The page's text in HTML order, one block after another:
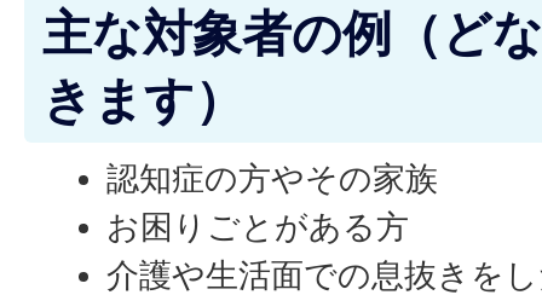
主な対象者の例（ど
きます）
認知症の方やその家族
お困りごとがある方
介護や生活面での息抜きを